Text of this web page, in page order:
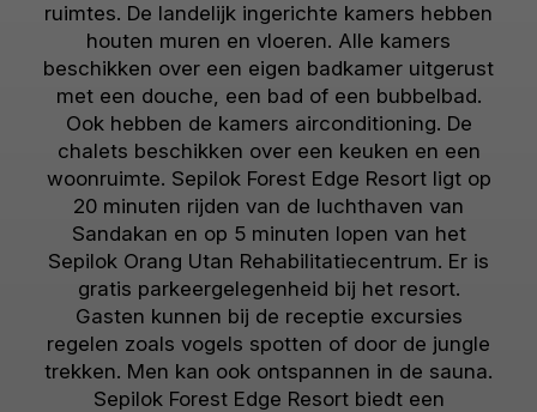
ruimtes. De landelijk ingerichte kamers hebben
houten muren en vloeren. Alle kamers
beschikken over een eigen badkamer uitgerust
met een douche, een bad of een bubbelbad.
Ook hebben de kamers airconditioning. De
chalets beschikken over een keuken en een
woonruimte. Sepilok Forest Edge Resort ligt op
20 minuten rijden van de luchthaven van
Sandakan en op 5 minuten lopen van het
Sepilok Orang Utan Rehabilitatiecentrum. Er is
gratis parkeergelegenheid bij het resort.
Gasten kunnen bij de receptie excursies
regelen zoals vogels spotten of door de jungle
trekken. Men kan ook ontspannen in de sauna.
Sepilok Forest Edge Resort biedt een